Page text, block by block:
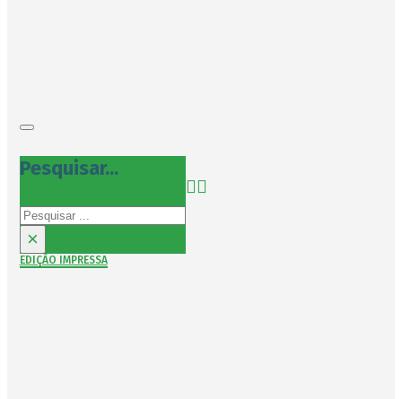
Pesquisar...
Pesquisar
×
EDIÇÃO IMPRESSA